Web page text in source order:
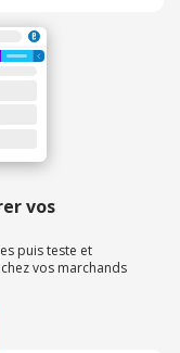
vos
puis teste et
vos marchands